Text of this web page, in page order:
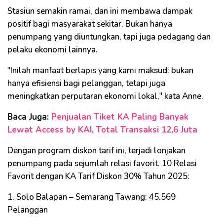
Stasiun semakin ramai, dan ini membawa dampak
positif bagi masyarakat sekitar. Bukan hanya
penumpang yang diuntungkan, tapi juga pedagang dan
pelaku ekonomi lainnya.
"Inilah manfaat berlapis yang kami maksud: bukan
hanya efisiensi bagi pelanggan, tetapi juga
meningkatkan perputaran ekonomi lokal," kata Anne.
Baca Juga: Penjualan Tiket KA Paling Banyak
Lewat Access by KAI, Total Transaksi 12,6 Juta
Dengan program diskon tarif ini, terjadi lonjakan
penumpang pada sejumlah relasi favorit. 10 Relasi
Favorit dengan KA Tarif Diskon 30% Tahun 2025:
1. Solo Balapan – Semarang Tawang: 45.569
Pelanggan